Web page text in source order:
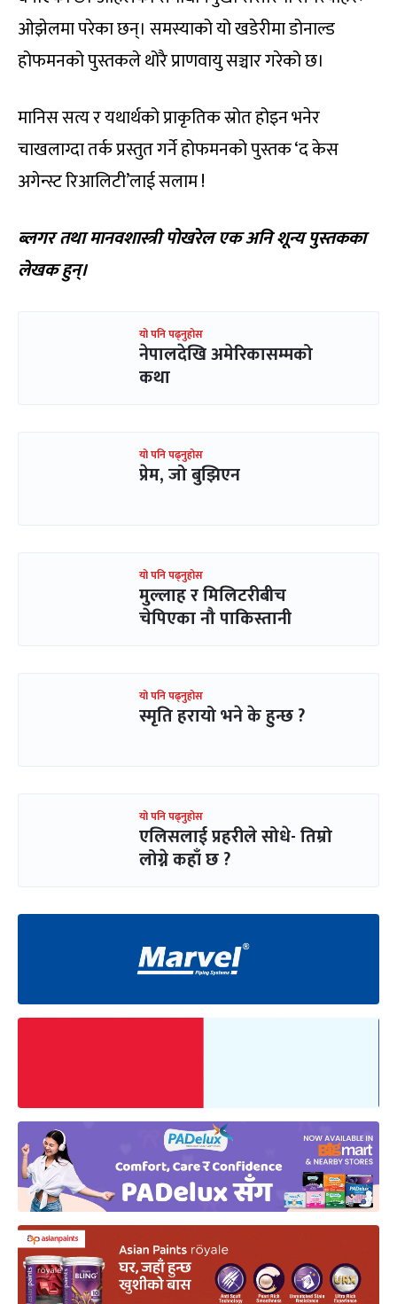
ओझेलमा परेका छन्। समस्याको यो खडेरीमा डोनाल्ड
होफमनको पुस्तकले थोरै प्राणवायु सञ्चार गरेको छ।
मानिस सत्य र यथार्थको प्राकृतिक स्रोत होइन भनेर
चाखलाग्दा तर्क प्रस्तुत गर्ने होफमनको पुस्तक ‘द केस
अगेन्स्ट रिआलिटी’लाई सलाम !
ब्लगर तथा मानवशास्त्री पोखरेल एक अनि शून्य पुस्तकका
लेखक हुन्।
यो पनि पढ्नुहोस
नेपालदेखि अमेरिकासम्मको
कथा
यो पनि पढ्नुहोस
प्रेम, जो बुझिएन
यो पनि पढ्नुहोस
मुल्लाह र मिलिटरीबीच
चेपिएका नौ पाकिस्तानी
यो पनि पढ्नुहोस
स्मृति हरायो भने के हुन्छ ?
यो पनि पढ्नुहोस
एलिसलाई प्रहरीले सोधे- तिम्रो
लोग्ने कहाँ छ ?